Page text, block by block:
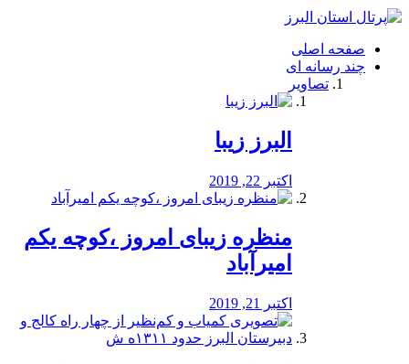
فصد
شرق
تهران
خشکشویی
صفحه اصلی
چند رسانه ای
تصاویر
البرز زیبا
اکتبر 22, 2019
منظره‌‌ زیبای امروز ،کوچه یکم
امیرآباد
اکتبر 21, 2019